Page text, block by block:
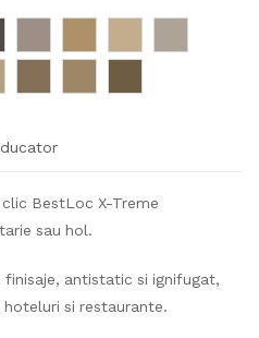
BestLoc X-Treme
sau hol.
antistatic si ignifugat,
si restaurante.